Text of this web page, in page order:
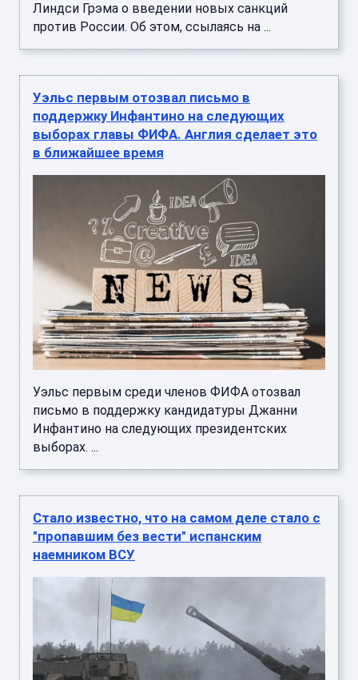
Линдси Грэма о введении новых санкций
против России. Об этом, ссылаясь на ...
Уэльс первым отозвал письмо в
поддержку Инфантино на следующих
выборах главы ФИФА. Англия сделает это
в ближайшее время
Уэльс первым среди членов ФИФА отозвал
письмо в поддержку кандидатуры Джанни
Инфантино на следующих президентских
выборах. ...
Стало известно, что на самом деле стало с
"пропавшим без вести" испанским
наемником ВСУ